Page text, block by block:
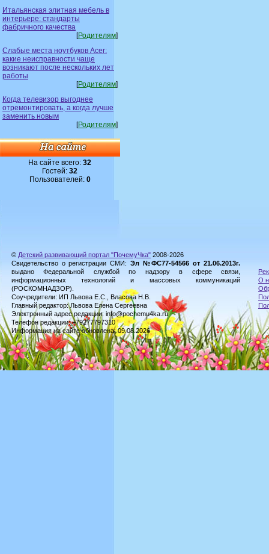
Итальянская элитная мебель в
интерьере: стандарты
фабричного качества
[Родителям]
Слабые места ноутбуков Acer:
какие неисправности чаще
возникают после нескольких лет
работы
[Родителям]
Когда телевизор выгоднее
отремонтировать, а когда лучше
заменить новым
[Родителям]
На сайте всего:32
Гостей:32
Пользователей: 0
© Детский развивающий портал "ПочемуЧка" 2008-2026
Свидетельство о регистрации СМИ: Эл №ФС77-54566 от 21.06.2013г.
выдано Федеральной службой по надзору в сфере связи,
информационных технологий и массовых коммуникаций
(РОСКОМНАДЗОР).
Соучредители: ИП Львова Е.С., Власова Н.В.
Главный редактор: Львова Елена Сергеевна
Электронный адрес редакции: info@pochemu4ka.ru
Телефон редакции: +79277797310
Информация на сайте обновлена: 09.08.2026
О